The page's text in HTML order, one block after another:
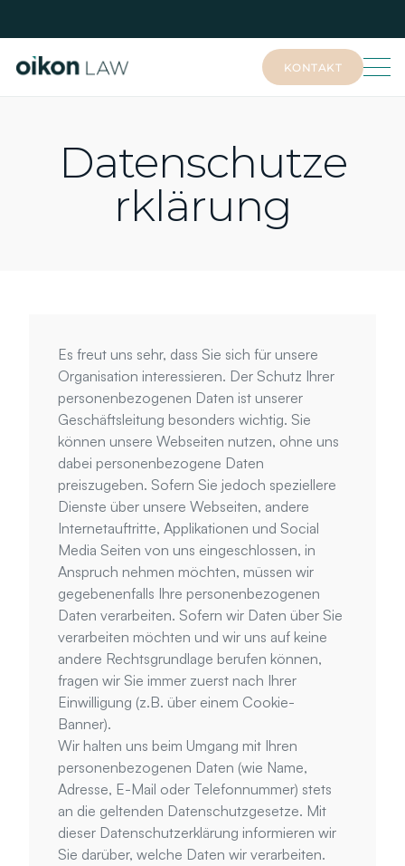
KONTAKT
Datenschutze
rklärung
Es freut uns sehr, dass Sie sich für unsere
Organisation interessieren. Der Schutz Ihrer
personenbezogenen Daten ist unserer
Geschäftsleitung besonders wichtig. Sie
können unsere Webseiten nutzen, ohne uns
dabei personenbezogene Daten
preiszugeben. Sofern Sie jedoch speziellere
Dienste über unsere Webseiten, andere
Internetauftritte, Applikationen und Social
Media Seiten von uns eingeschlossen, in
Anspruch nehmen möchten, müssen wir
gegebenenfalls Ihre personenbezogenen
Daten verarbeiten. Sofern wir Daten über Sie
verarbeiten möchten und wir uns auf keine
andere Rechtsgrundlage berufen können,
fragen wir Sie immer zuerst nach Ihrer
Einwilligung (z.B. über einem Cookie-
Banner).
Wir halten uns beim Umgang mit Ihren
personenbezogenen Daten (wie Name,
Adresse, E-Mail oder Telefonnummer) stets
an die geltenden Datenschutzgesetze. Mit
dieser Datenschutzerklärung informieren wir
Sie darüber, welche Daten wir verarbeiten.